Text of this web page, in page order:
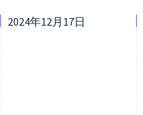
2024年12月17日